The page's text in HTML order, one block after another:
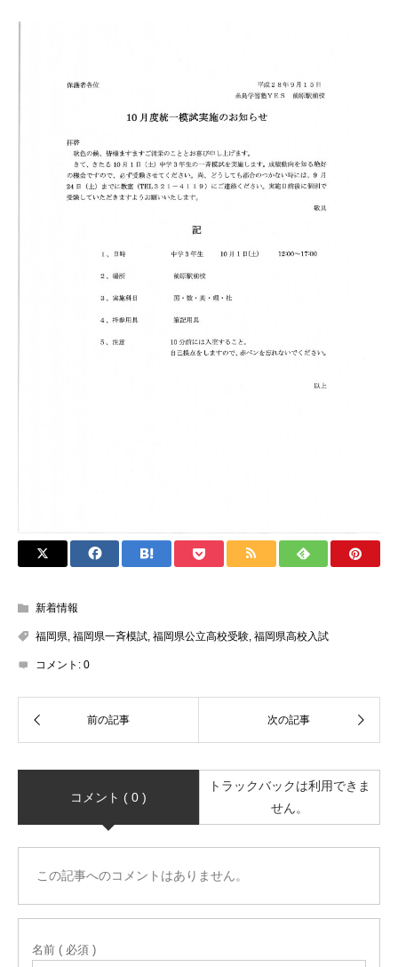
新着情報
福岡県, 福岡県一斉模試, 福岡県公立高校受験, 福岡県高校入試
コメント: 0
コメント ( 0 )
トラックバックは利用できま
せん。
この記事へのコメントはありません。
名前 ( 必須 )